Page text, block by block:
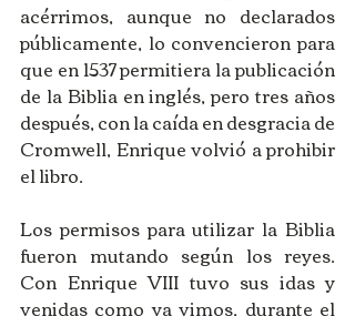
acérrimos, aunque no declarados
públicamente, lo convencieron para
que en 1537 permitiera la publicación
de la Biblia en inglés, pero tres años
después, con la caída en desgracia de
Cromwell, Enrique volvió a prohibir
el libro.
Los permisos para utilizar la Biblia
fueron mutando según los reyes.
Con Enrique VIII tuvo sus idas y
venidas como ya vimos, durante el